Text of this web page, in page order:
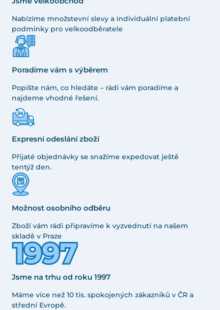
Nabízíme množstevní slevy a individuální platební
podmínky pro velkoodběratele
Poradíme vám s výběrem
Popište nám, co hledáte – rádi vám poradíme a
najdeme vhodné řešení.
Expresní odeslání zboží
Přijaté objednávky se snažíme expedovat ještě
tentýž den.
Možnost osobního odběru
Zboží vám rádi připravíme k vyzvednutí na našem
skladě v Praze
Jsme na trhu od roku 1997
Máme více než 10 tis. spokojených zákazníků v ČR a
střední Evropě.